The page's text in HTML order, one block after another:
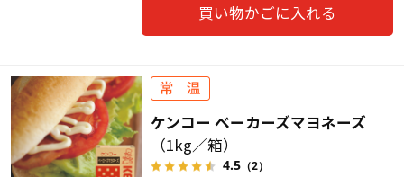
買い物かごに入れる
ケンコー ベーカーズマヨネーズ
（1kg／箱）
4.5（2）